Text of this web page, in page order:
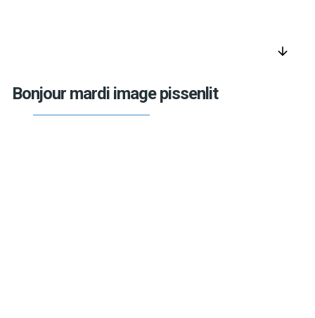
arrow_downward
Bonjour mardi image pissenlit